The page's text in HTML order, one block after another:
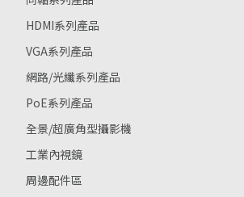
HDMI系列產品
VGA系列產品
網路/光纖系列產品
PoE系列產品
全景/超廣角型攝影機
工業內視鏡
周邊配件區